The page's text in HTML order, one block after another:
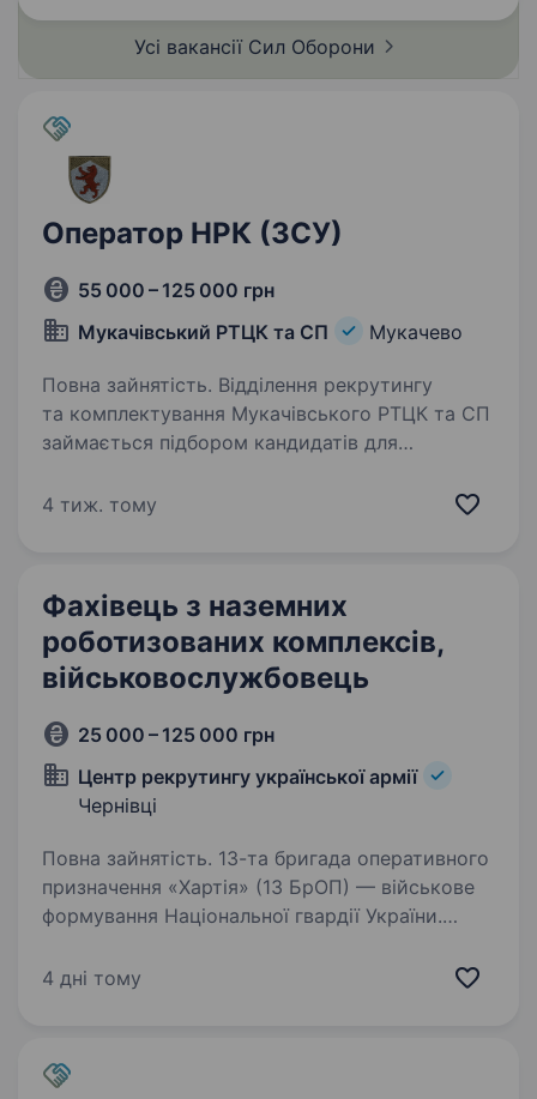
та механічної…
Усі вакансії Сил Оборони
Оператор НРК (ЗСУ)
55 000 – 125 000 грн
Мукачівський РТЦК та СП
Мукачево
Повна зайнятість. Відділення рекрутингу
та комплектування Мукачівського РТЦК та СП
займається підбором кандидатів для
за контрактом в Збройних Силах України
4 тиж. тому
Фахівець з наземних
роботизованих комплексів,
військовослужбовець
25 000 – 125 000 грн
Центр рекрутингу української армії
Чернівці
Повна зайнятість. 13-та бригада оперативного
призначення «Хартія» (13 БрОП) — військове
формування Національної гвардії України.
році у Харкові було створене ДФТГ «Хартія»,
4 дні тому